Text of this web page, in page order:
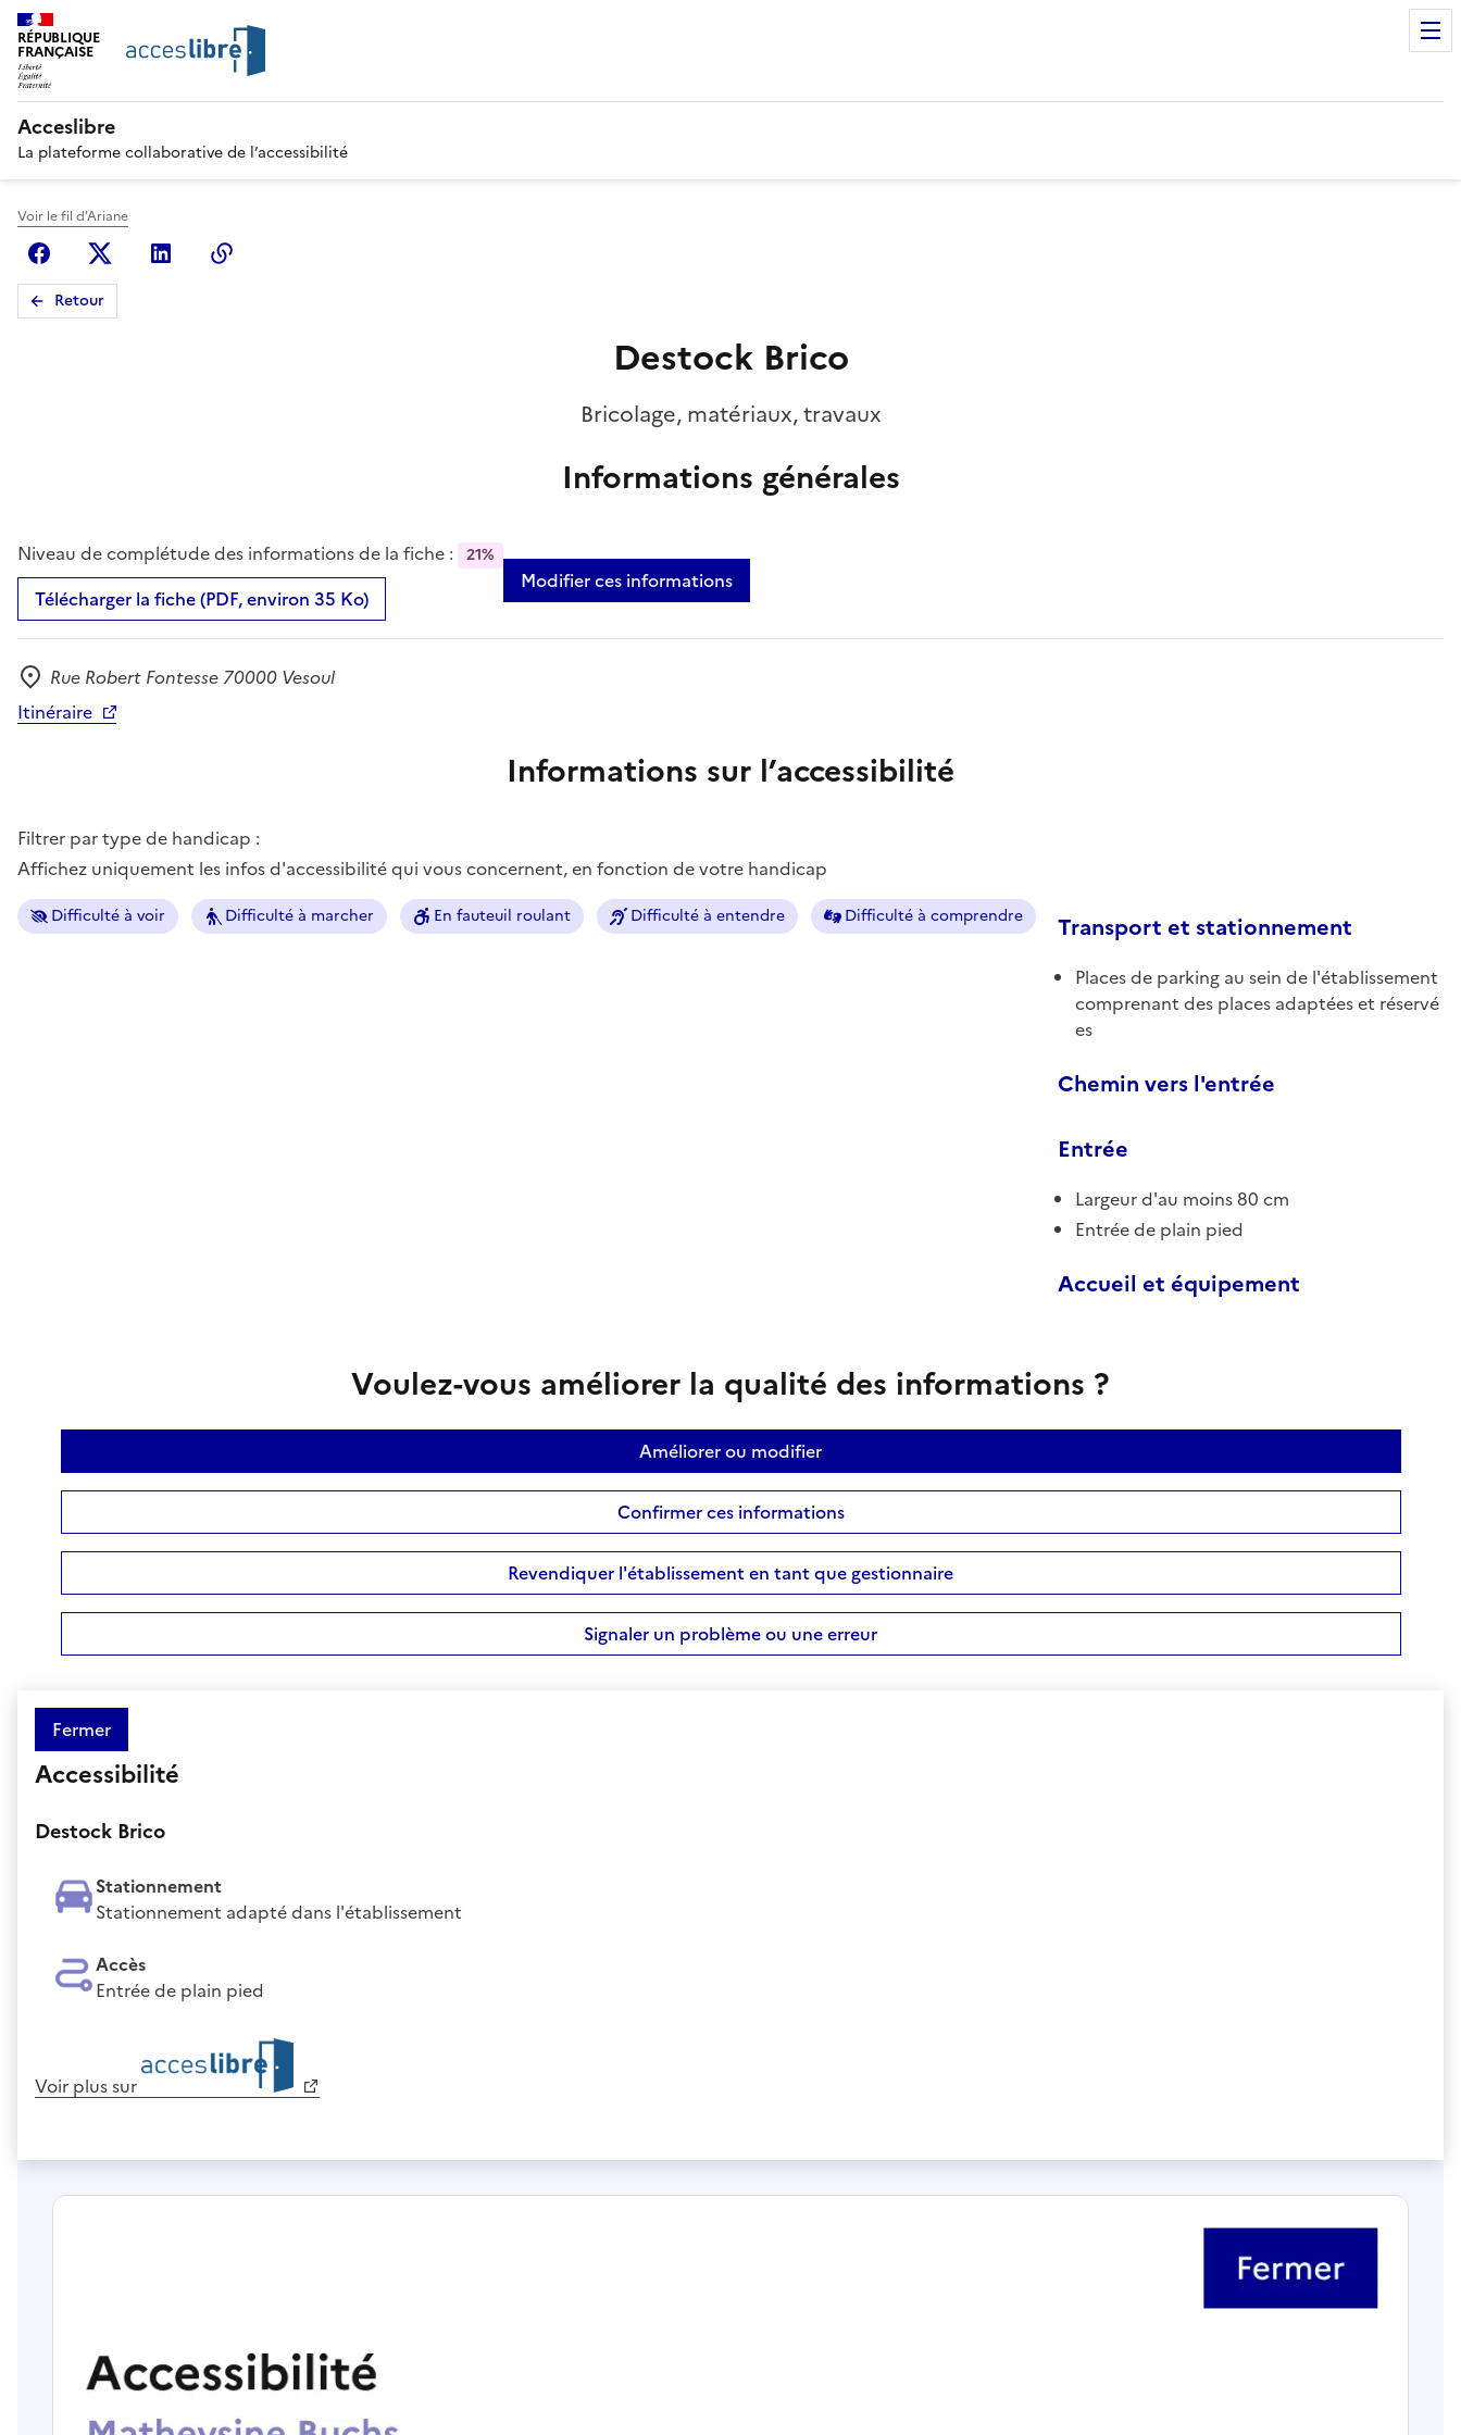
RÉPUBLIQUE
FRANÇAISE
Acceslibre
La plateforme collaborative de l’accessibilité
Voir le fil d'Ariane
FacebookX (anciennement Twitter)
Linkedin
Retour
Destock Brico
Bricolage, matériaux, travaux
Informations générales
Niveau de complétude des informations de la fiche : 21%
Télécharger la fiche (PDF, environ 35 Ko)
Modifier ces informations
Adresse
Rue Robert Fontesse 70000 Vesoul
Itinéraire
Informations sur l’accessibilité
Filtrer par type de handicap :
Affichez uniquement les infos d'accessibilité qui vous concernent, en fonction de votre handicap
Difficulté à voir Difficulté à marcher En fauteuil roulant Difficulté à entendre Difficulté à comprendre Transport et stationnement
Places de parking au sein de l'établissement
comprenant des places adaptées et réservé
es
Chemin vers l'entrée
Entrée
Largeur d'au moins 80 cm
Entrée de plain pied
Accueil et équipement
Voulez-vous améliorer la qualité des informations ?
Améliorer ou modifier
Confirmer ces informations
Revendiquer l'établissement en tant que gestionnaire
Signaler un problème ou une erreur
Fermer
Accessibilité
Destock Brico
Stationnement
Stationnement adapté dans l'établissement
Accès
Entrée de plain pied
Voir plus sur